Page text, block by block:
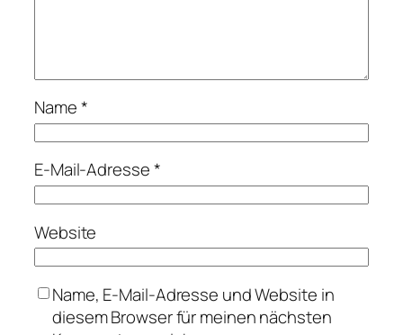
Name*
E-Mail-Adresse*
Website
Name, E-Mail-Adresse und Website in
diesem Browser für meinen nächsten